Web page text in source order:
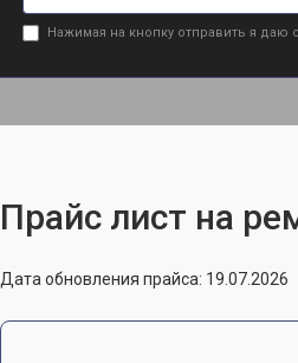
Нажимая на кнопку отправить я даю
Прайс лист на
Дата обновления прайса: 19.07.2026